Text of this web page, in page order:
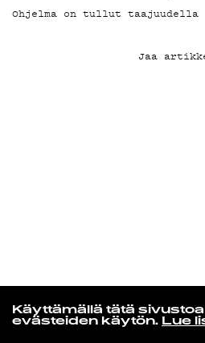
Käyttämällä tätä
evästeiden käytön. Lue
Sofia Kourtesis
Madres
KIRJAUDU SISÄÄN
Ohjelma on tullut taajuudella
Jaa